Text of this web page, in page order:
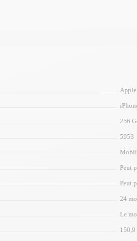
Apple
256
5953
Peut
Peut
24
Le
150,9